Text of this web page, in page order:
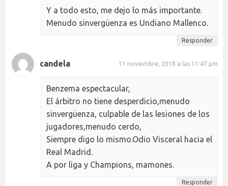
Y a todo esto, me dejo lo más importante.
Menudo sinvergüenza es Undiano Mallenco.
Responder
candela 11 noviembre, 2018 a las 11:47 pm
Benzema espectacular,
El árbitro no tiene desperdicio,menudo
sinvergüenza, culpable de las lesiones de los
jugadores,menudo cerdo,
Siempre digo lo mismo.Odio Visceral hacia el
Real Madrid.
A por liga y Champions, mamones.
Responder